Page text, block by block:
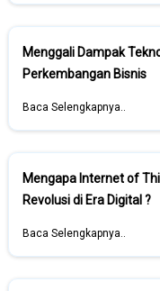
Menggali Dampak
Perkembangan Bisnis
Baca Selengkapnya..
Mengapa Internet of
Revolusi di Era Digital ?
Baca Selengkapnya..